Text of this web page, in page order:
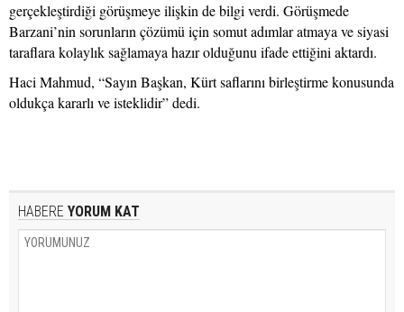
gerçekleştirdiği görüşmeye ilişkin de bilgi verdi. Görüşmede
Barzani’nin sorunların çözümü için somut adımlar atmaya ve siyasi
taraflara kolaylık sağlamaya hazır olduğunu ifade ettiğini aktardı.
Haci Mahmud, “Sayın Başkan, Kürt saflarını birleştirme konusunda
oldukça kararlı ve isteklidir” dedi.
HABERE YORUM KAT